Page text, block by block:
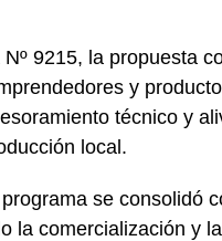
9215, la propuesta
y
técnico y
local.
se consolidó
la comercialización y